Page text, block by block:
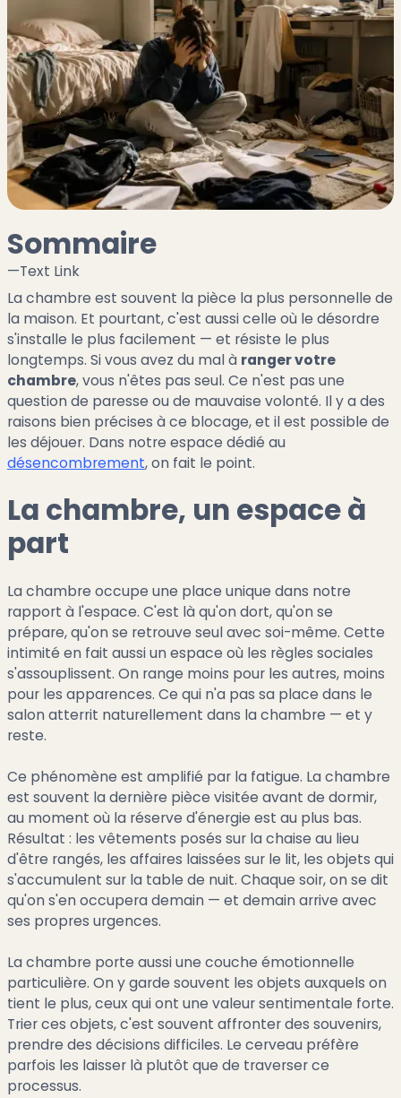
Sommaire
—Text Link
La chambre est souvent la pièce la plus personnelle de
la maison. Et pourtant, c'est aussi celle où le désordre
s'installe le plus facilement — et résiste le plus
longtemps. Si vous avez du mal à ranger votre
chambre, vous n'êtes pas seul. Ce n'est pas une
question de paresse ou de mauvaise volonté. Il y a des
raisons bien précises à ce blocage, et il est possible de
les déjouer. Dans notre espace dédié au
désencombrement, on fait le point.
La chambre, un espace à
part
La chambre occupe une place unique dans notre
rapport à l'espace. C'est là qu'on dort, qu'on se
prépare, qu'on se retrouve seul avec soi-même. Cette
intimité en fait aussi un espace où les règles sociales
s'assouplissent. On range moins pour les autres, moins
pour les apparences. Ce qui n'a pas sa place dans le
salon atterrit naturellement dans la chambre — et y
reste.
Ce phénomène est amplifié par la fatigue. La chambre
est souvent la dernière pièce visitée avant de dormir,
au moment où la réserve d'énergie est au plus bas.
Résultat : les vêtements posés sur la chaise au lieu
d'être rangés, les affaires laissées sur le lit, les objets qui
s'accumulent sur la table de nuit. Chaque soir, on se dit
qu'on s'en occupera demain — et demain arrive avec
ses propres urgences.
La chambre porte aussi une couche émotionnelle
particulière. On y garde souvent les objets auxquels on
tient le plus, ceux qui ont une valeur sentimentale forte.
Trier ces objets, c'est souvent affronter des souvenirs,
prendre des décisions difficiles. Le cerveau préfère
parfois les laisser là plutôt que de traverser ce
processus.